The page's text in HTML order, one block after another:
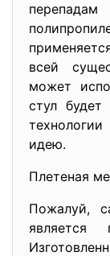
всей
может
стул
идею.
Плетеная
Пожалуй,
является